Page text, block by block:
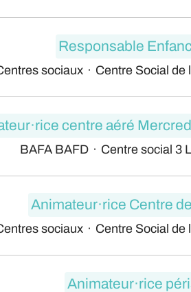
Responsable
sociaux · Centre Social de
centre aéré
BAFA BAFD · Centre social 3
Animateur·rice Centre
sociaux · Centre Social de
Animateur·rice